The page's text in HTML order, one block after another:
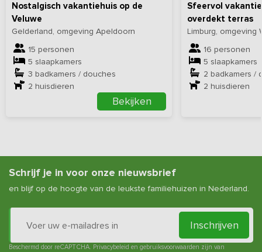
Nostalgisch vakantiehuis op de
Veluwe
Gelderland, omgeving Apeldoorn
15 personen
5 slaapkamers
3 badkamers / douches
2 huisdieren
Bekijken
Sfeervol
overdekt terras
Limburg, omgeving
16 personen
5 slaapkamers
2 badkamers /
2 huisdieren
Schrijf je in voor onze nieuwsbrief
en blijf op de hoogte van de leukste familiehuizen in Nederland.
Inschrijven
Beschermd door reCAPTCHA. Privacybeleid en gebruiksvoorwaarden zijn van